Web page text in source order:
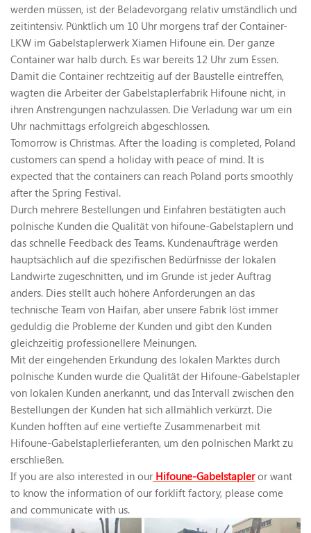
werden müssen, ist der Beladevorgang relativ umständlich und
zeitintensiv. Pünktlich um 10 Uhr morgens traf der Container-
LKW im Gabelstaplerwerk Xiamen Hifoune ein. Der ganze
Container war halb durch. Es war bereits 12 Uhr zum Essen.
Damit die Container rechtzeitig auf der Baustelle eintreffen,
wagten die Arbeiter der Gabelstaplerfabrik Hifoune nicht, in
ihren Anstrengungen nachzulassen. Die Verladung war um ein
Uhr nachmittags erfolgreich abgeschlossen.
Tomorrow is Christmas. After the loading is completed, Poland
customers can spend a holiday with peace of mind. It is
expected that the containers can reach Poland ports smoothly
after the Spring Festival.
Durch mehrere Bestellungen und Einfahren bestätigten auch
polnische Kunden die Qualität von hifoune-Gabelstaplern und
das schnelle Feedback des Teams. Kundenaufträge werden
hauptsächlich auf die spezifischen Bedürfnisse der lokalen
Landwirte zugeschnitten, und im Grunde ist jeder Auftrag
anders. Dies stellt auch höhere Anforderungen an das
technische Team von Haifan, aber unsere Fabrik löst immer
geduldig die Probleme der Kunden und gibt den Kunden
gleichzeitig professionellere Meinungen.
Mit der eingehenden Erkundung des lokalen Marktes durch
polnische Kunden wurde die Qualität der Hifoune-Gabelstapler
von lokalen Kunden anerkannt, und das Intervall zwischen den
Bestellungen der Kunden hat sich allmählich verkürzt. Die
Kunden hofften auf eine vertiefte Zusammenarbeit mit
Hifoune-Gabelstaplerlieferanten, um den polnischen Markt zu
erschließen.
If you are also interested in our Hifoune-Gabelstapleror want
to know the information of our forklift factory, please come
and communicate with us.